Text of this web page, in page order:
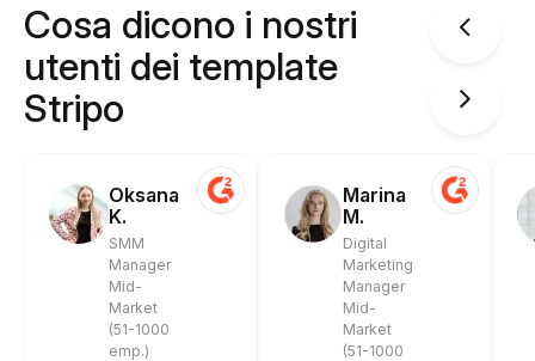
Cosa dicono i nostri
utenti dei template
Stripo
Oksana
K.
SMM
Manager
Mid-
Market
(51-1000
emp.)
Marina
M.
Digital
Marketing
Manager
Mid-
Market
(51-1000